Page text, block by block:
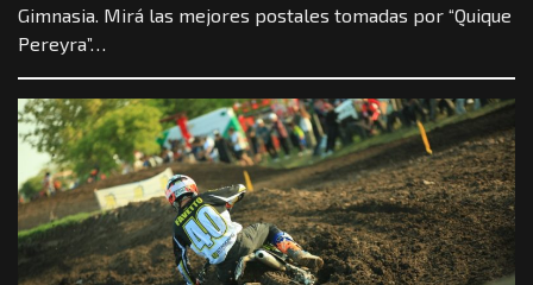
Gimnasia. Mirá las mejores postales tomadas por “Quique
Pereyra”…